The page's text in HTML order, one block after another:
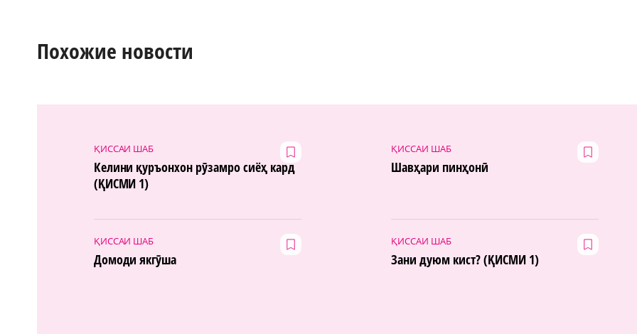
Похожие новости
ҚИССАИ ШАБ
Келини қуръонхон рӯзамро сиёҳ кард
(ҚИСМИ 1)
ҚИССАИ ШАБ
Шавҳари пинҳонӣ
ҚИССАИ ШАБ
Домоди якгӯша
ҚИССАИ ШАБ
Зани дуюм кист? (ҚИСМИ 1)